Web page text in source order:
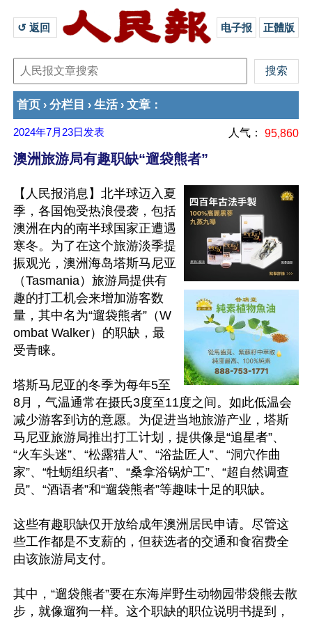
↺ 返回 电子报 正體版
首页 › 分栏目 › 生活 › 文章 ：
2024年7月23日 发表 人气： 95,860
澳洲旅游局有趣职缺“遛袋熊者”
【人民报消息】北半球迈入夏
季，各国饱受热浪侵袭，包括
澳洲在内的南半球国家正遭遇
寒冬。为了在这个旅游淡季提
振观光，澳洲海岛塔斯马尼亚
（Tasmania）旅游局提供有
趣的打工机会来增加游客数
量，其中名为“遛袋熊者”（W
ombat Walker）的职缺，最
受青睐。
塔斯马尼亚的冬季为每年5至
8月，气温通常在摄氏3度至11度之间。如此低温会
减少游客到访的意愿。为促进当地旅游产业，塔斯
马尼亚旅游局推出打工计划，提供像是“追星者”、
“火车头迷”、“松露猎人”、“浴盐匠人”、“洞穴作曲
家”、“牡蛎组织者”、“桑拿浴锅炉工”、“超自然调查
员”、“酒语者”和“遛袋熊者”等趣味十足的职缺。
这些有趣职缺仅开放给成年澳洲居民申请。尽管这
些工作都是不支薪的，但获选者的交通和食宿费全
由该旅游局支付。
其中，“遛袋熊者”要在东海岸野生动物园带袋熊去散
步，就像遛狗一样。这个职缺的职位说明书提到，